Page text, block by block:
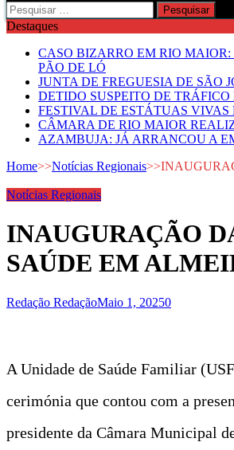
Pesquisar
por:
Destaques
CASO BIZARRO EM RIO
PÃO DE LÓ
JUNTA DE FREGUESIA DE SÃO
DETIDO SUSPEITO DE
FESTIVAL DE ESTÁTUAS
CÂMARA DE RIO MAIOR
AZAMBUJA: JÁ ARRANCOU A
Home>>Notícias Regionais>>
Notícias Regionais
INAUGURAÇÃO
SAÚDE EM
Redação RedaçãoMaio 1, 20250
A Unidade de Saúde Familiar
cerimónia que contou com a
presidente da Câmara Municipal